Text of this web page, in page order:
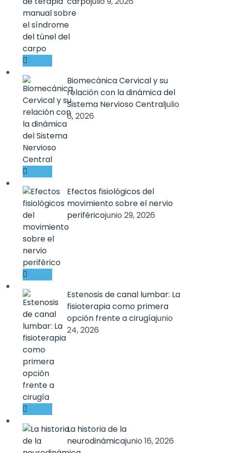
Biomecánica Cervical y su
relación con la dinámica del
Sistema Nervioso Centraljulio
6, 2026
Efectos fisiológicos del
movimiento sobre el nervio
periféricojunio 29, 2026
Estenosis de canal lumbar: La
fisioterapia como primera
opción frente a cirugíajunio
24, 2026
La historia de la
neurodinámicajunio 16, 2026